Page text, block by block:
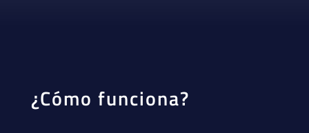
¿Cómo funciona?